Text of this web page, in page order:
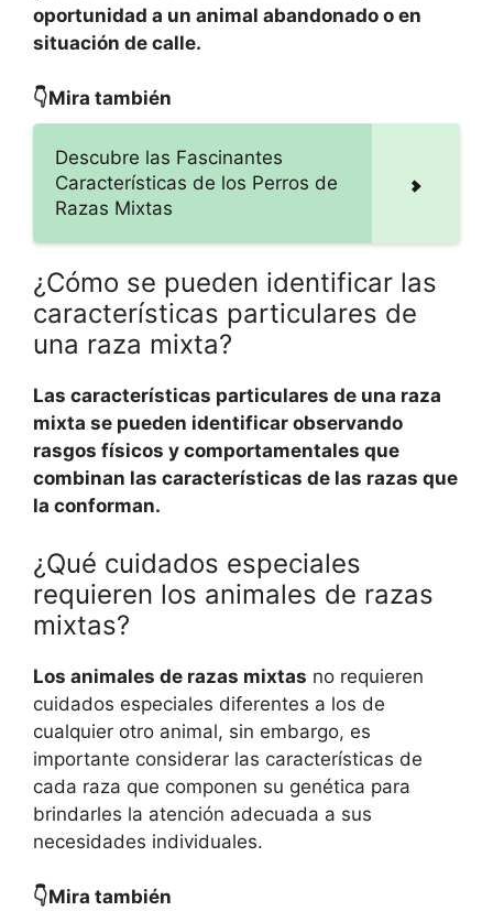
oportunidad a un animal abandonado o en
situación de calle.
👇Mira también
Descubre las Fascinantes
Características de los Perros de
Razas Mixtas
¿Cómo se pueden identificar las
características particulares de
una raza mixta?
Las características particulares de una raza
mixta se pueden identificar observando
rasgos físicos y comportamentales que
combinan las características de las razas que
la conforman.
¿Qué cuidados especiales
requieren los animales de razas
mixtas?
Los animales de razas mixtas no requieren
cuidados especiales diferentes a los de
cualquier otro animal, sin embargo, es
importante considerar las características de
cada raza que componen su genética para
brindarles la atención adecuada a sus
necesidades individuales.
👇Mira también